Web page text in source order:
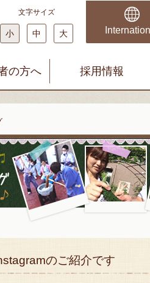
文字サイズ
小 中 大
まどかファミリークリニック
の方へ 採用情報
のご紹介です